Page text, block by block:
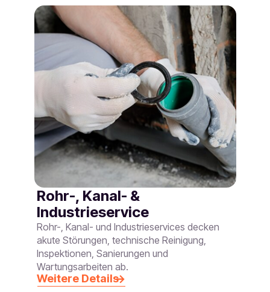
Rohr-, Kanal- &
Industrieservice
Rohr-, Kanal- und Industrieservices decken
akute Störungen, technische Reinigung,
Inspektionen, Sanierungen und
Wartungsarbeiten ab.
Weitere Details